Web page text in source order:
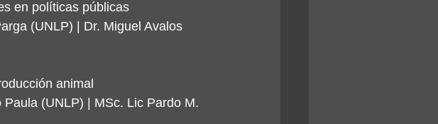
en políticas públicas
(UNLP) | Dr. Miguel Avalos
animal
(UNLP) | MSc. Lic Pardo M.